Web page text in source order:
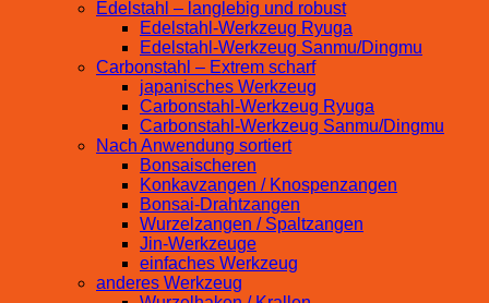
Edelstahl – langlebig und robust
Edelstahl-Werkzeug Ryuga
Edelstahl-Werkzeug Sanmu/Dingmu
Carbonstahl – Extrem scharf
japanisches Werkzeug
Carbonstahl-Werkzeug Ryuga
Carbonstahl-Werkzeug Sanmu/Dingmu
Nach Anwendung sortiert
Bonsaischeren
Konkavzangen / Knospenzangen
Bonsai-Drahtzangen
Wurzelzangen / Spaltzangen
Jin-Werkzeuge
einfaches Werkzeug
anderes Werkzeug